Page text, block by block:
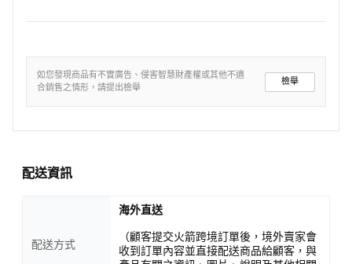
如您發現商品有不實廣告、侵害智慧財產權或其他不適
合銷售之情形，請提出檢舉
檢舉
配送資訊
配送方式
海外直送
（顧客提交火箭跨境訂單後，境外賣家會
收到訂單內容並直接配送商品給顧客，與